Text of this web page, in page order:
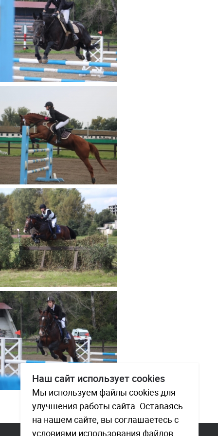
Наш сайт использует cookies
Мы используем файлы cookies для
улучшения работы сайта. Оставаясь
на нашем сайте, вы соглашаетесь с
условиями использования файлов